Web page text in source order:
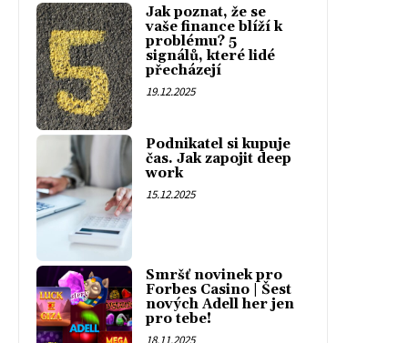
Jak poznat, že se
vaše finance blíží k
problému? 5
signálů, které lidé
přecházejí
19.12.2025
Podnikatel si kupuje
čas. Jak zapojit deep
work
15.12.2025
Smršť novinek pro
Forbes Casino | Šest
nových Adell her jen
pro tebe!